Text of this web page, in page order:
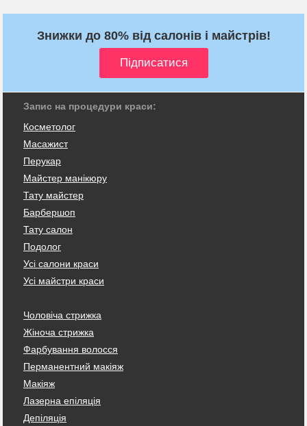
Знижки до 80% від салонів і майстрів!
Запис на процедури краси:
Косметолог
Масажист
Перукар
Майстер манікюру
Тату майстер
Барбершоп
Тату салон
Подолог
Усі салони краси
Усі майстри краси
Чоловіча стрижка
Жіноча стрижка
Фарбування волосся
Перманентний макіяж
Макіяж
Лазерна епіляція
Депіляція